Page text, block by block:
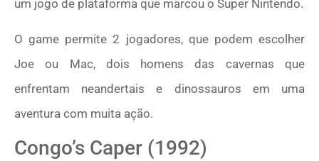
um jogo de plataforma que marcou o Super Nintendo.
O game permite 2 jogadores, que podem escolher
Joe ou Mac, dois homens das cavernas que
enfrentam neandertais e dinossauros em uma
aventura com muita ação.
Congo’s Caper (1992)